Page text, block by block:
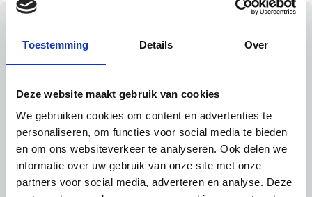
Toestemming Details Over
Deze website maakt gebruik van cookies
We gebruiken cookies om content en advertenties te
personaliseren, om functies voor social media te bieden
en om ons websiteverkeer te analyseren. Ook delen we
informatie over uw gebruik van onze site met onze
partners voor social media, adverteren en analyse. Deze
Tips
Tip 1:
Schrijf een duidelijke introductie en geef de volgende
informatie mee:
Ben je student, werkachtig of werkzoekend